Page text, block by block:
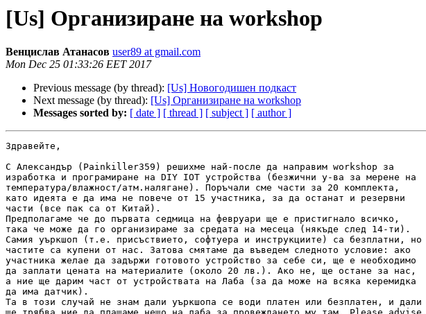
[Us] Организиране на workshop
Венцислав Атанасов user89 at gmail.com
Mon Dec 25 01:33:26 EET 2017
Previous message (by thread): [Us] Новогодишен подкаст
Next message (by thread): [Us] Организиране на workshop
Messages sorted by: [ date ] [ thread ] [ subject ] [ author ]
Здравейте,
С Александър (Painkiller359) решихме най-после да направим workshop за
изработка и програмиране на DIY IOT устройства (безжични у-ва за мерене на
температура/влажност/атм.налягане). Поръчали сме части за 20 комплекта,
като идеята е да има не повече от 15 участника, за да останат и резервни
части (все пак са от Китай).
Предполагаме че до първата седмица на февруари ще е пристигнало всичко,
така че може да го организираме за средата на месеца (някъде след 14-ти).
Самия уъркшоп (т.е. присъствието, софтуера и инструкциите) са безплатни, но
частите са купени от нас. Затова смятаме да въведем следното условие: ако
участника желае да задържи готовото устройство за себе си, ще е необходимо
да заплати цената на материалите (около 20 лв.). Ако не, ще остане за нас,
а ние ще дарим част от устройствата на Лаба (за да може на всяка керемидка
да има датчик).
Та в този случай не знам дали уъркшопа се води платен или безплатен, и дали